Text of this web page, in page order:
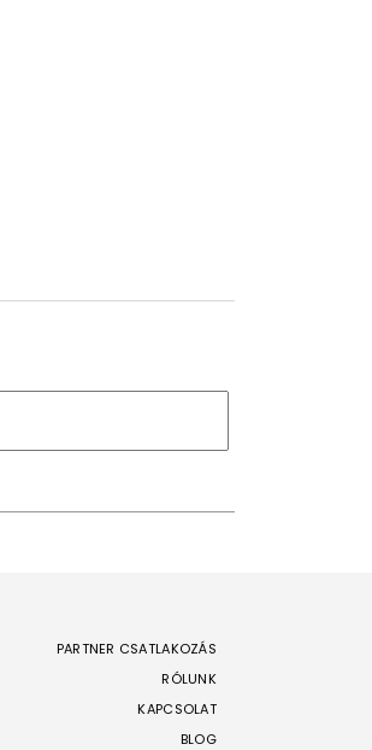
PARTNER CSATLAKOZÁS
RÓLUNK
KAPCSOLAT
BLOG